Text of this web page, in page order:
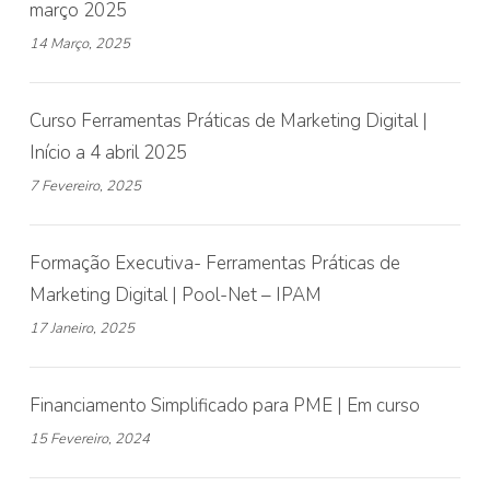
março 2025
14 Março, 2025
Curso Ferramentas Práticas de Marketing Digital |
Início a 4 abril 2025
7 Fevereiro, 2025
Formação Executiva- Ferramentas Práticas de
Marketing Digital | Pool-Net – IPAM
17 Janeiro, 2025
Financiamento Simplificado para PME | Em curso
15 Fevereiro, 2024